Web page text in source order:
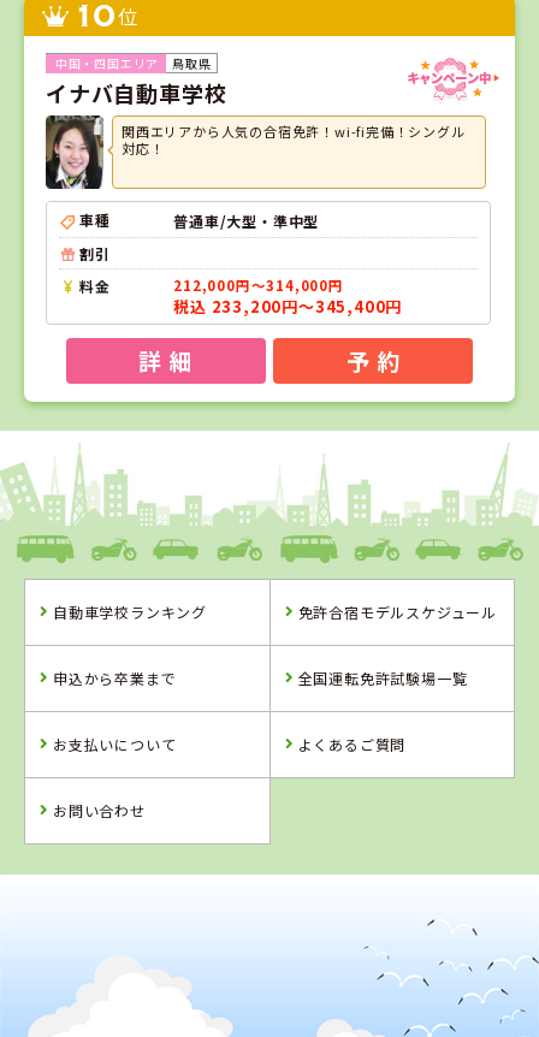
10位
鳥取県
イナバ自動車学校
関西エリアから人気の合宿免許！wi-fi完備！シングル
対応！
車種
普通車/大型・準中型
割引
料金
212,000円～314,000円
税込 233,200円～345,400円
詳 細 予 約
1
愛媛県
八幡浜自動車教習所
詳 細 予 約
習所
詳 細
予 約
詳 細
4位 5位 6位
自動車学校ランキング 免許合宿モデルスケジュール
申込から卒業まで 全国運転免許試験場一覧
お支払いについて よくあるご質問
お問い合わせ